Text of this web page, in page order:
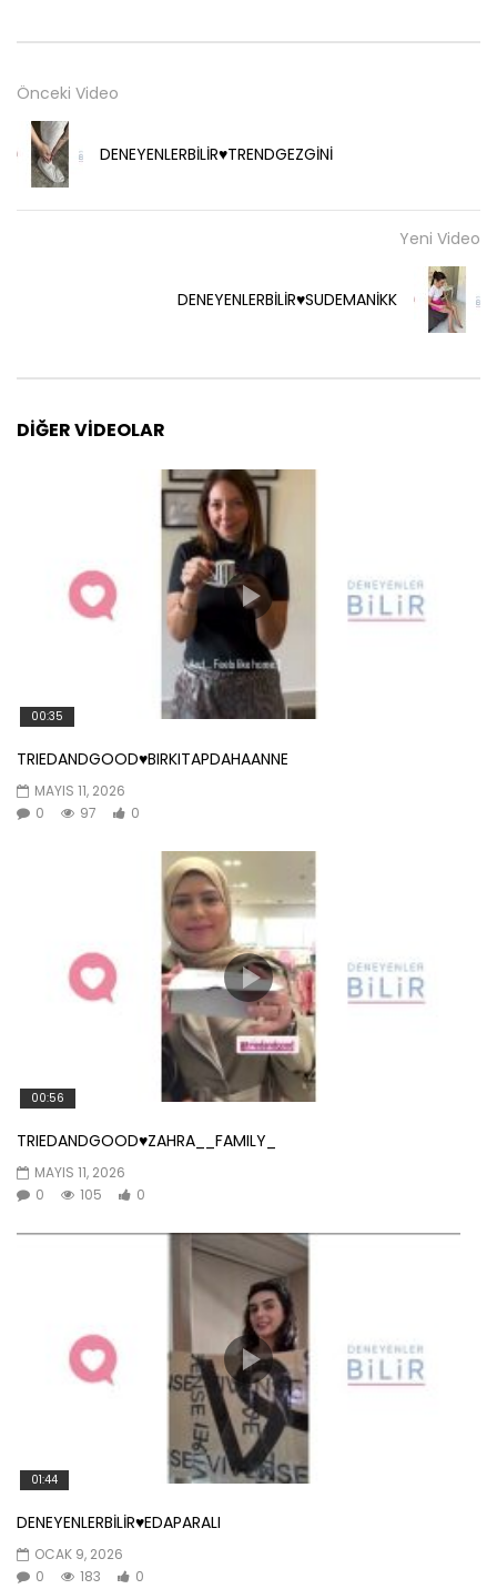
Önceki Video
DENEYENLERBİLİR♥️TRENDGEZGİNİ
Yeni Video
DENEYENLERBİLİR♥️SUDEMANİKK
DIĞER VIDEOLAR
00:35
TRIEDANDGOOD♥️BIRKITAPDAHAANNE
MAYIS 11, 2026
0
97 0
00:56
TRIEDANDGOOD♥️ZAHRA__FAMILY_
MAYIS 11, 2026
0
105 0
01:44
DENEYENLERBİLİR♥️EDAPARALI
OCAK 9, 2026
0
183 0